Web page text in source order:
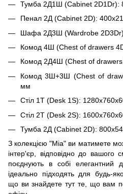
Тумба 2Д1Ш (Cabinet 2D1Dr):
Пенал 2Д (Cabinet 2D):
Шафа 2Д3Ш (Wardrobe
Комод 4Ш (Chest of drawers
Комод 2Д4Ш (Chest of
Комод 3Ш+3Ш (Chest of
мм
Стіл 1Т (Desk 1S):
Стіл 2Т (Desk 2S):
Тумба 2Д (Cabinet 2D):
З колекцією "Mia" ви матимете
інтер'єр, відповідно до вашого
поєднують в собі елегантний
ідеально підходять для будь-
що ви знайдете тут те, що вам